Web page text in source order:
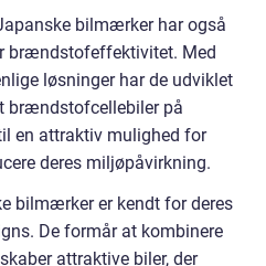
bilmærker har også
brændstofeffektivitet. Med
løsninger har de udviklet
brændstofcellebiler på
en attraktiv mulighed for
deres miljøpåvirkning.
bilmærker er kendt for deres
De formår at kombinere
attraktive biler, der